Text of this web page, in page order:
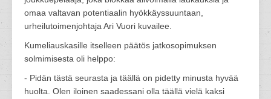
omaa valtavan potentiaalin hyökkäyssuuntaan,
urheilutoimenjohtaja Ari Vuori kuvailee.
Kumeliauskasille itselleen päätös jatkosopimuksen
solmimisesta oli helppo:
- Pidän tästä seurasta ja täällä on pidetty minusta hyvää
huolta. Olen iloinen saadessani olla täällä vielä kaksi